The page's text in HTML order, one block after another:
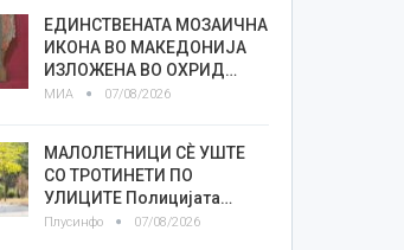
ЕДИНСТВЕНАТА МОЗАИЧНА
ИКОНА ВО МАКЕДОНИЈА
ИЗЛОЖЕНА ВО ОХРИД…
МИА 07/08/2026
МАЛОЛЕТНИЦИ СÈ УШТЕ
СО ТРОТИНЕТИ ПО
УЛИЦИТЕ Полицијата…
Плусинфо 07/08/2026